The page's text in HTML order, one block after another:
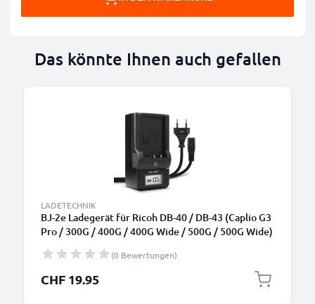
Das könnte Ihnen auch gefallen
LADETECHNIK
BJ-2e Ladegerät für Ricoh DB-40 / DB-43 (Caplio G3
Pro / 300G / 400G / 400G Wide / 500G / 500G Wide)
Kamera-Akkus von CELLONIC
(0 Bewertungen)
CHF 19.95